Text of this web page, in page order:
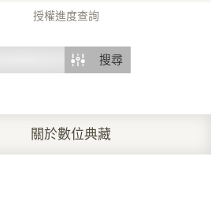
授權進度查詢
搜尋
關於數位典藏